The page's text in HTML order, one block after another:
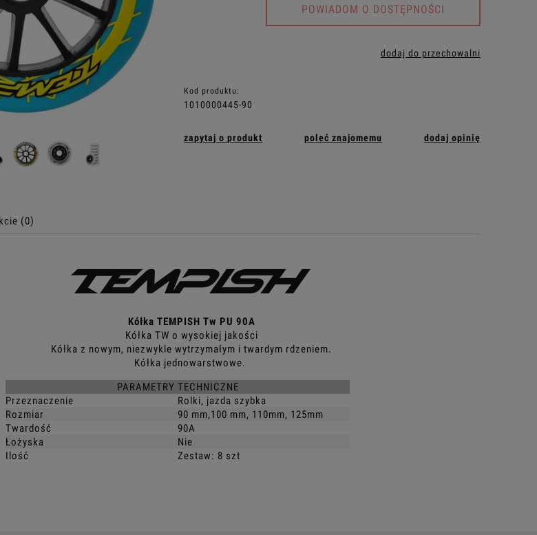
POWIADOM O DOSTĘPNOŚCI
dodaj do przechowalni
Kod produktu:
1010000445-90
zapytaj o produkt poleć znajomemu dodaj opinię
(0)
Kółka TEMPISH Tw PU 90A
Kółka TW o wysokiej jakości
Kółka z nowym, niezwykle wytrzymałym i twardym rdzeniem.
Kółka jednowarstwowe.
PARAMETRY TECHNICZNE
Przeznaczenie
Rolki, jazda szybka
Rozmiar
90 mm,100 mm, 110mm, 125mm
Twardość
90A
Łożyska
Nie
Ilość
Zestaw: 8 szt